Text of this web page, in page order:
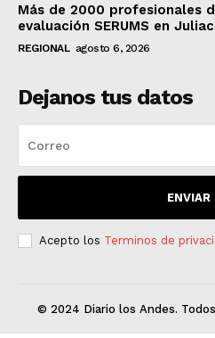
Más de 2000 profesionales
evaluación SERUMS en
REGIONAL agosto 6, 2026
Dejanos tus datos
ENVIAR
Acepto los Terminos de
© 2024 Diario los Andes.